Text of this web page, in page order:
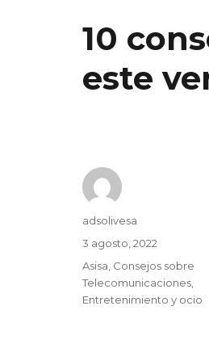
10
este
Autor
adsolivesa
Publicado
3 agosto, 2022
Categorías
Asisa Consejos sobre
Telecomunicaciones
Entretenimiento y ocio